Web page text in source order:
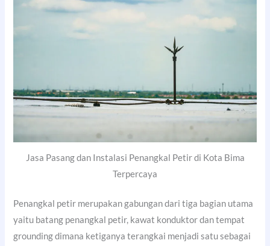
Jasa Pasang dan Instalasi Penangkal Petir di Kota Bima
Terpercaya
Penangkal petir merupakan gabungan dari tiga bagian utama
yaitu batang penangkal petir, kawat konduktor dan tempat
grounding dimana ketiganya terangkai menjadi satu sebagai